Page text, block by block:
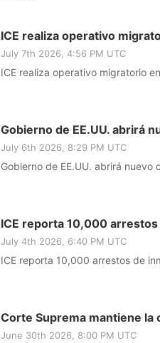
ICE realiza operativo
July 7th 2026, 4:56 PM UTC
ICE realiza operativo migratorio
Gobierno de EE.UU. abrirá
July 6th 2026, 8:29 PM UTC
Gobierno de EE.UU. abrirá
ICE reporta 10,000
July 4th 2026, 6:40 PM UTC
ICE reporta 10,000 arrestos de
Corte Suprema mantiene la
June 30th 2026, 8:00 PM UTC